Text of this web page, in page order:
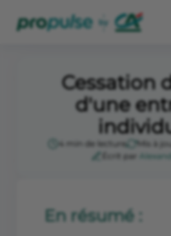
Cessation
d'une
4 min de lecture
Mis à
Écrit par
En résumé :